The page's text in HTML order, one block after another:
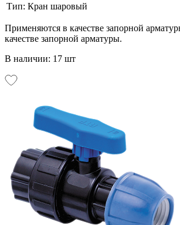
Тип: Кран шаровый
Применяются в качестве запорной
качестве запорной арматуры.
В наличии: 17 шт